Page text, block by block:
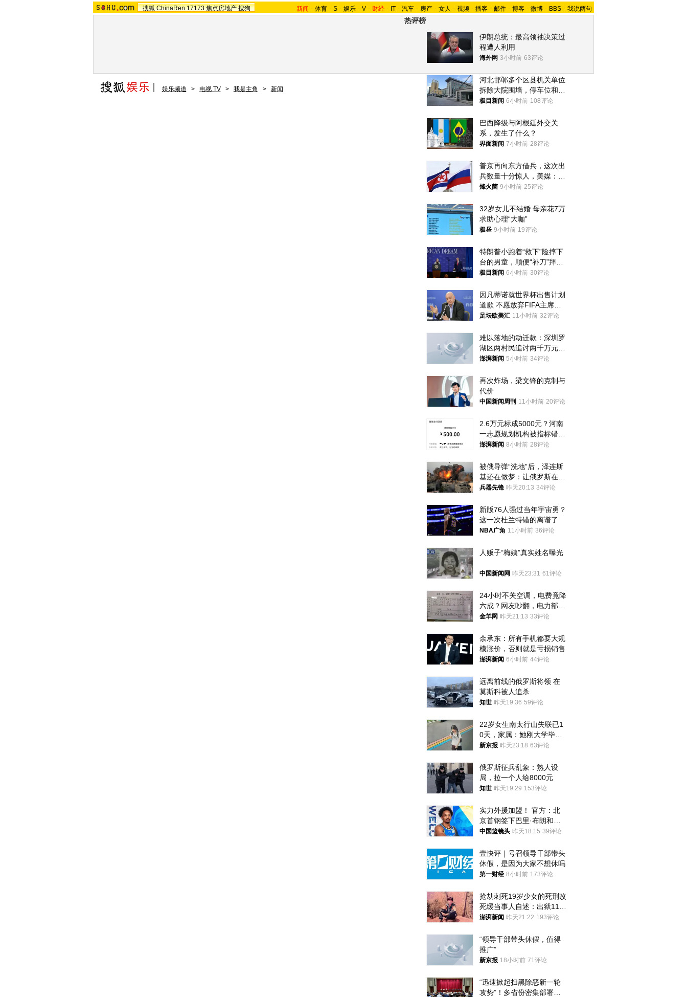
搜狐 ChinaRen 17173 焦点房地产 搜狗 新闻 - 体育 - S - 娱乐 - V - 财经 - IT - 汽车 - 房产 - 女人 - 视频 - 播客 - 邮件 - 博客 - 微博 - BBS - 我说两句
热评榜
伊朗总统：最高领袖决策过
程遭人利用
海外网 3小时前 63评论
河北邯郸多个区县机关单位
拆除大院围墙，停车位和厕
所免费开放，当地多部门回
极目新闻 6小时前 108评论
巴西降级与阿根廷外交关
系，发生了什么？
界面新闻 7小时前 28评论
普京再向东方借兵，这次出
兵数量十分惊人，美媒：俄
朝要动真格？
烽火菌 9小时前 25评论
32岁女儿不结婚 母亲花7万
求助心理“大咖”
极昼 9小时前 19评论
特朗普小跑着“救下”险摔下
台的男童，顺便“补刀”拜
登：“我可不想他像拜登一
极目新闻 6小时前 30评论
因凡蒂诺就世界杯出售计划
道歉 不愿放弃FIFA主席职
位
足坛欧美汇 11小时前 32评论
难以落地的动迁款：深圳罗
湖区两村民追讨两千万元动
迁款八年未果
澎湃新闻 5小时前 34评论
再次炸场，梁文锋的克制与
代价
中国新闻周刊 11小时前 20评论
2.6万元标成5000元？河南
一志愿规划机构被指标错学
费致考生复读
澎湃新闻 8小时前 28评论
被俄导弹“洗地”后，泽连斯
基还在做梦：让俄罗斯在冬
季前求和？
兵器先锋 昨天20:13 34评论
新版76人强过当年宇宙勇？
这一次杜兰特错的离谱了
NBA广角 11小时前 36评论
人贩子“梅姨”真实姓名曝光
中国新闻网 昨天23:31 61评论
24小时不关空调，电费竟降
六成？网友吵翻，电力部门
回应→
金羊网 昨天21:13 33评论
余承东：所有手机都要大规
模涨价，否则就是亏损销售
澎湃新闻 6小时前 44评论
远离前线的俄罗斯将领 在
莫斯科被人追杀
知世 昨天19:36 59评论
22岁女生南太行山失联已1
0天，家属：她刚大学毕业
想到山里旅行
新京报 昨天23:18 63评论
俄罗斯征兵乱象：熟人设
局，拉一个人给8000元
知世 昨天19:29 153评论
实力外援加盟！ 官方：北
京首钢签下巴里·布朗和桑
普森
中国篮镜头 昨天18:15 39评论
壹快评｜号召领导干部带头
休假，是因为大家不想休吗
第一财经 8小时前 173评论
抢劫刺死19岁少女的死刑改
死缓当事人自述：出狱11年
间始终刻意躲避被害人家属
澎湃新闻 昨天21:22 193评论
“领导干部带头休假，值得
推广”
新京报 18小时前 71评论
“迅速掀起扫黑除恶新一轮
攻势”！多省份密集部署，
娱乐频道 > 电视 TV > 我是主角 > 新闻